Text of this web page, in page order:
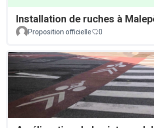
Installation de ruches à
Proposition officielle
0